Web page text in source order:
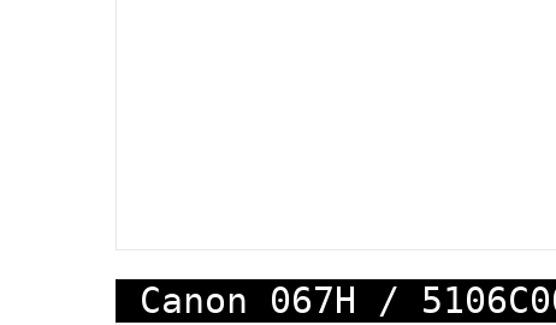
Canon 067H /